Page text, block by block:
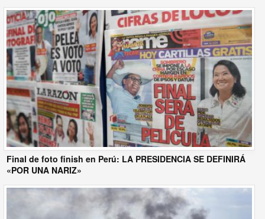
Final de foto finish en Perú: LA PRESIDENCIA SE DEFINIRÁ
«POR UNA NARIZ»